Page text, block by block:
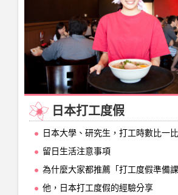
日本打工度假
日本大學、研究生，打工時數比一比
留日生活注意事項
為什麼大家都推薦「打工度假準備
他，日本打工度假的經驗分享